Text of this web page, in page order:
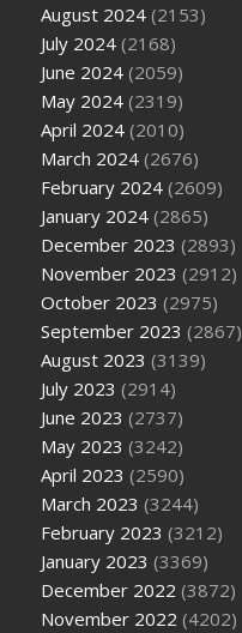
August 2024 (2153)
July 2024 (2168)
June 2024 (2059)
May 2024 (2319)
April 2024 (2010)
March 2024 (2676)
February 2024 (2609)
January 2024 (2865)
December 2023 (2893)
November 2023 (2912)
October 2023 (2975)
September 2023 (2867)
August 2023 (3139)
July 2023 (2914)
June 2023 (2737)
May 2023 (3242)
April 2023 (2590)
March 2023 (3244)
February 2023 (3212)
January 2023 (3369)
December 2022 (3872)
November 2022 (4202)